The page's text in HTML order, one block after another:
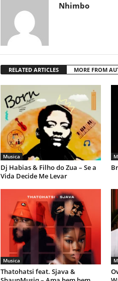
Nhimbo
RELATED ARTICLES MORE FROM
Musica
Dj Habias & Filho do Zua – Se a
Vida Decide Me Levar
Musica
Thatohatsi feat. Sjava &